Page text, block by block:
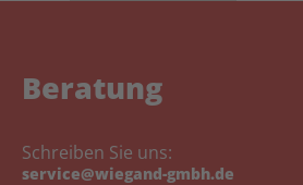
Beratung
Schreiben Sie uns:
service@wiegand-gmbh.de